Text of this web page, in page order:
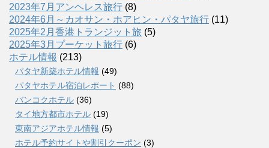
2023年7月アンヘレス旅行 (8)
2024年6月～カオサン・ホアヒン・パタヤ旅行 (11)
2025年2月香港トランジット旅 (5)
2025年3月プーケット旅行 (6)
ホテル情報 (213)
パタヤ新築ホテル情報 (49)
パタヤホテル宿泊レポート (88)
バンコクホテル (36)
タイ地方都市ホテル (19)
東南アジアホテル情報 (5)
ホテル予約サイトや割引クーポン (3)